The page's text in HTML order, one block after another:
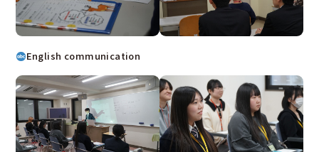
English communication